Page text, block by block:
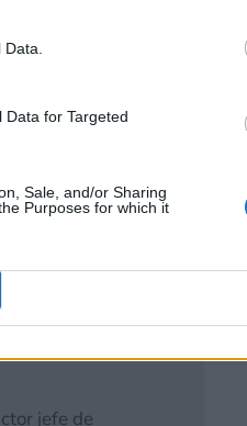
for Targeted
Sale, and/or Sharing
Purposes for which it
jefe de